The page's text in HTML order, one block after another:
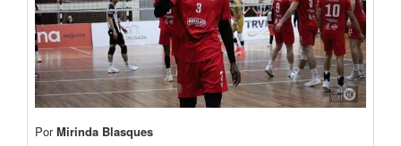
PorMirinda Blasques